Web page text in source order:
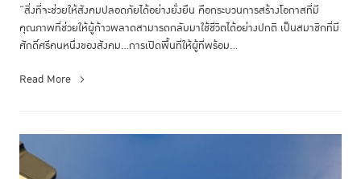
“สิ่งที่จะช่วยให้สังคมปลอดภัยได้อย่างยั่งยืน คือกระบวนการสร้างโอกาสที่มี
คุณภาพที่ช่วยให้ผู้ก้าวพลาดสามารถกลับมาใช้ชีวิตได้อย่างปกติ เป็นสมาชิกที่มี
ศักดิ์ศรีคนหนึ่งของสังคม…การเปิดพื้นที่ให้ผู้ที่พร้อม...
Read More